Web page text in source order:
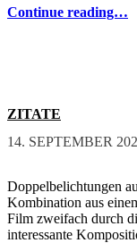
Continue reading…
ZITATE
POSTED ON:
14. SEPTEMBER
Doppelbelichtungen
Kombination aus
Film zweifach durch
interessante